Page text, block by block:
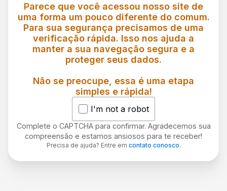
Parece que você acessou nosso site de
uma forma um pouco diferente do comum.
Para sua segurança precisamos de uma
verificação rápida. Isso nos ajuda a
manter a sua navegação segura e a
proteger seus dados.
Não se preocupe, essa é uma etapa
simples e rápida!
I'm not a robot
Complete o CAPTCHA para confirmar. Agradecemos sua
compreensão e estamos ansiosos para te receber!
Precisa de ajuda? Entre em contato conosco.